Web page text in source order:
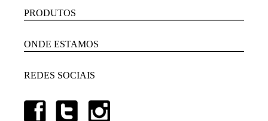
PRODUTOS
ONDE ESTAMOS
REDES SOCIAIS